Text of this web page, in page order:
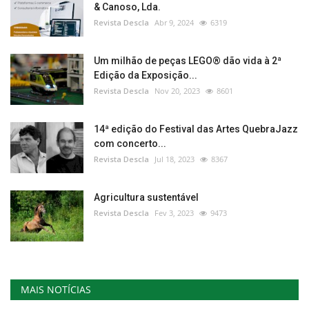
& Canoso, Lda.
Revista Descla Abr 9, 2024 6319
Um milhão de peças LEGO® dão vida à 2ª
Edição da Exposição...
Revista Descla Nov 20, 2023 8601
14ª edição do Festival das Artes QuebraJazz
com concerto...
Revista Descla Jul 18, 2023 8367
Agricultura sustentável
Revista Descla Fev 3, 2023 9473
MAIS NOTÍCIAS